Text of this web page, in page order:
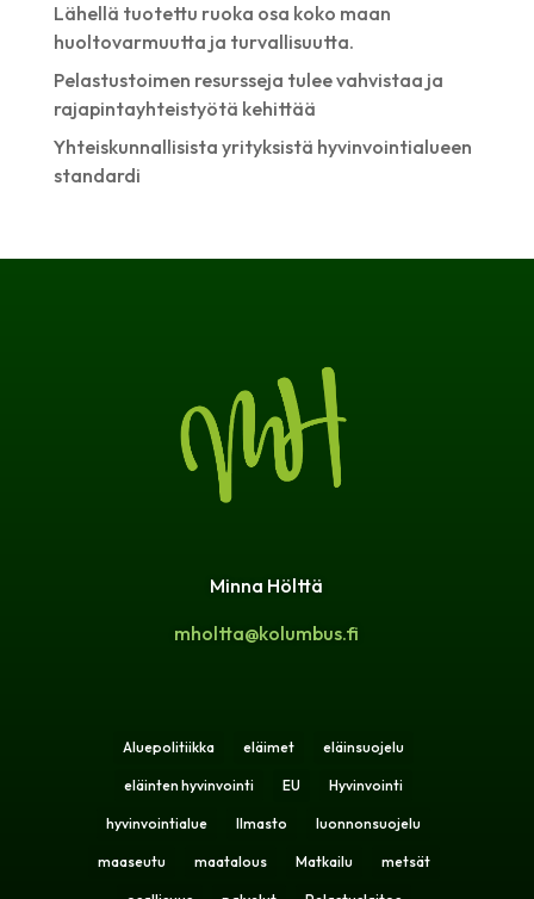
Lähellä tuotettu ruoka osa koko maan
huoltovarmuutta ja turvallisuutta.
Pelastustoimen resursseja tulee vahvistaa ja
rajapintayhteistyötä kehittää
Yhteiskunnallisista yrityksistä hyvinvointialueen
standardi
Minna Hölttä
mholtta@kolumbus.fi
Aluepolitiikka eläimet eläinsuojelu
eläinten hyvinvointi EU Hyvinvointi
hyvinvointialue Ilmasto luonnonsuojelu
maaseutu maatalous Matkailu metsät